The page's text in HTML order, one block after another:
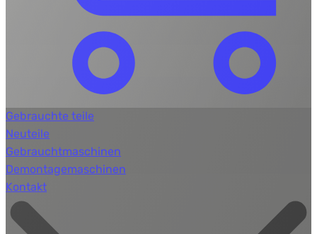
Gebrauchte teile
Neuteile
Gebrauchtmaschinen
Demontagemaschinen
Kontakt